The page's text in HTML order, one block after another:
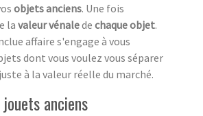
objets anciens. Une fois
lavaleur vénalede chaque objet.
affaire s'engage à vous
dont vous voulez vous séparer
à la valeur réelle du marché.
anciens